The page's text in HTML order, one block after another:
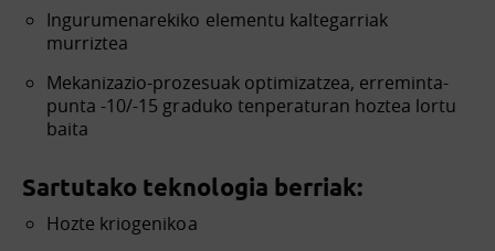
Ingurumenarekiko elementu kaltegarriak
murriztea
Mekanizazio-prozesuak optimizatzea, erreminta-
punta -10/-15 graduko tenperaturan hoztea lortu
baita
Sartutako teknologia berriak:
Hozte kriogenikoa